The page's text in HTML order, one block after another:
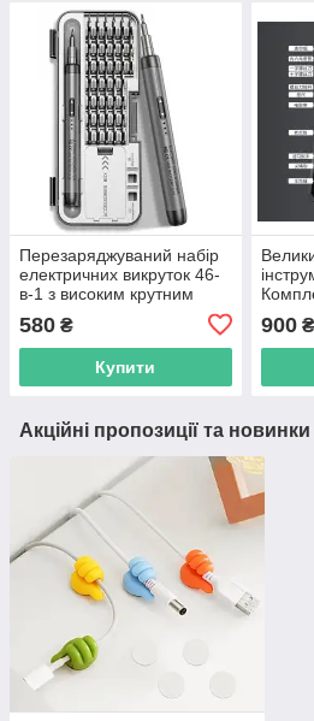
Перезаряджуваний набір
електричних викруток 46-
в-1 з високим крутним
портативний
580 ₴
Купити
дриля)
900₴
Акційні пропозиції та новинки